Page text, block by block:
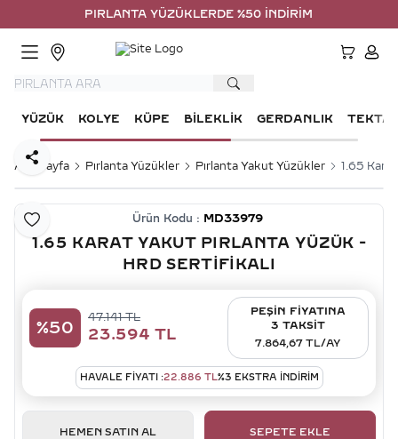
PIRLANTA YÜZÜKLERDE %50 İNDİRİM
YÜZÜK KOLYE KÜPE BILEKLIK GERDANLIK TEKTAŞ
Ana Sayfa Pırlanta Yüzükler Pırlanta Yakut Yüzükler 1.65
Favoriye Ekle
Paylaş
Ürün Kodu : MD33979
1.65 KARAT YAKUT PIRLANTA YÜZÜK -
HRD SERTIFIKALI
%50
47.141TL
23.594 TL
PEŞİN FİYATINA
3 TAKSİT
7.864,67 TL/AY
HAVALE FIYATI :22.886 TL%3 EKSTRA İNDİRİM
HEMEN SATIN AL SEPETE EKLE